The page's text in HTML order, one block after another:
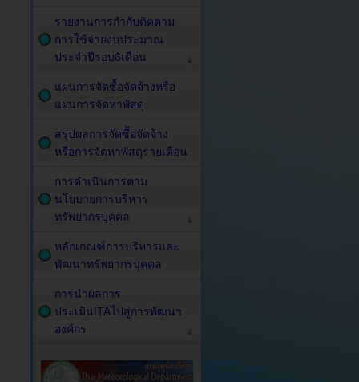
รายงานการกำกับติดตาม
การใช้จ่ายงบประมาณ
ประจำปีรอบ6เดือน
แผนการจัดซื้อจัดจ้างหรือ
แผนการจัดหาพัสดุ
สรุปผลการจัดซื้อจัดจ้าง
หรือการจัดหาพัสดุรายเดือน
การดำเนินการตาม
นโยบายการบริหาร
ทรัพยากรบุคคล
หลักเกณฑ์การบริหารและ
พัฒนาทรัพยากรบุคคล
การนำผลการ
ประเมินITAไปสู่การพัฒนา
องค์กร